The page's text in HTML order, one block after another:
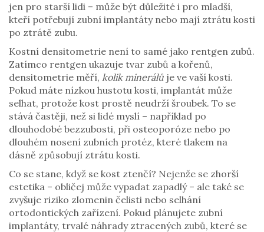
jen pro starší lidi – může být důležité i pro mladší,
kteří potřebují zubní implantáty nebo mají ztrátu kosti
po ztrátě zubu.
Kostní densitometrie není to samé jako rentgen zubů.
Zatímco rentgen ukazuje tvar zubů a kořenů,
densitometrie měří, kolik minerálů je ve vaší kosti.
Pokud máte nízkou hustotu kosti, implantát může
selhat, protože kost prostě neudrží šroubek. To se
stává častěji, než si lidé myslí – například po
dlouhodobé bezzubosti, při osteoporóze nebo po
dlouhém nosení zubních protéz, které tlakem na
dásně způsobují ztrátu kosti.
Co se stane, když se kost ztenčí? Nejenže se zhorší
estetika – obličej může vypadat zapadlý – ale také se
zvyšuje riziko zlomenin čelisti nebo selhání
ortodontických zařízení. Pokud plánujete zubní
implantáty, trvalé náhrady ztracených zubů, které se